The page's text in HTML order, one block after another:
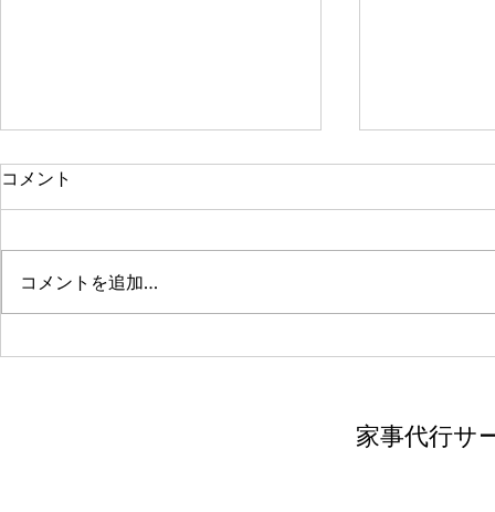
新年のご挨拶
コメント
コメントを追加…
家事代行サ